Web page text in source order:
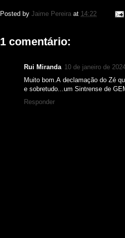
Posted by Jaime Pereira at 14:22
1 comentário:
Rui Miranda 10 de janeiro de
Muito bom.A declamação do Zé
e sobretudo...um Sintrense de
Responder